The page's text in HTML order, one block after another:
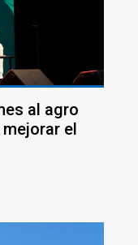
al agro
el